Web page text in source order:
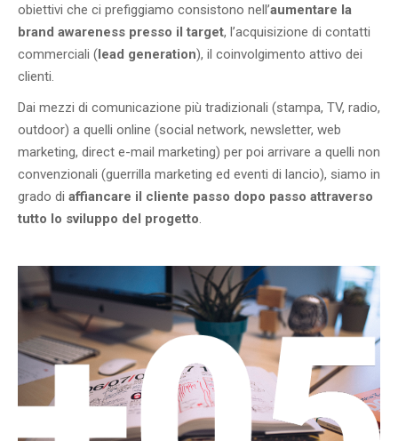
obiettivi che ci prefiggiamo consistono nell’aumentare la
brand awareness presso il target, l’acquisizione di contatti
commerciali (lead generation), il coinvolgimento attivo dei
clienti.
Dai mezzi di comunicazione più tradizionali (stampa, TV, radio,
outdoor) a quelli online (social network, newsletter, web
marketing, direct e-mail marketing) per poi arrivare a quelli non
convenzionali (guerrilla marketing ed eventi di lancio), siamo in
grado di affiancare il cliente passo dopo passo attraverso
tutto lo sviluppo del progetto.